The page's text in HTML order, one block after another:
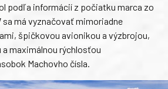
podľa informácií z počiatku marca zo
sa má vyznačovať mimoriadne
špičkovou avionikou a výzbrojou,
maximálnou rýchlosťou
Machovho čísla.